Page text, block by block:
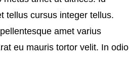
tellus cursus integer tellus.
amet varius
eu mauris tortor velit. In odio